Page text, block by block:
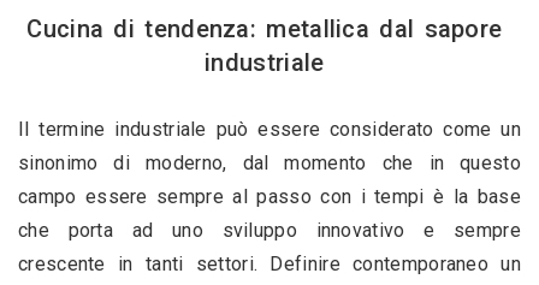
Cucina di tendenza: metallica dal sapore
industriale
Il termine industriale può essere considerato come un
sinonimo di moderno, dal momento che in questo
campo essere sempre al passo con i tempi è la base
che porta ad uno sviluppo innovativo e sempre
crescente in tanti settori. Definire contemporaneo un